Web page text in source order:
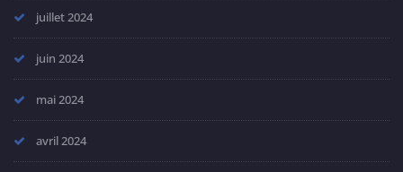
juillet 2024
juin 2024
mai 2024
avril 2024